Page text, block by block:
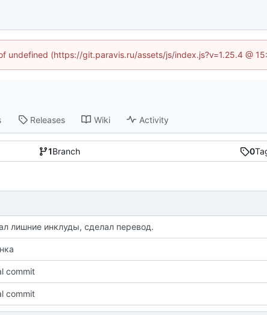
(https://git.paravis.ru/assets/js/index.js?v=1.25.4 @
Releases Wiki Activity
1Branch 0
лишние инклуды, сделал перевод.
commit
commit